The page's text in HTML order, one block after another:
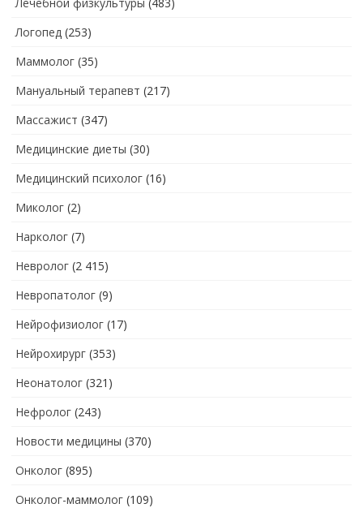
Логопед (253)
Маммолог (35)
Мануальный терапевт (217)
Массажист (347)
Медицинские диеты (30)
Медицинский психолог (16)
Миколог (2)
Нарколог (7)
Невролог (2 415)
Невропатолог (9)
Нейрофизиолог (17)
Нейрохирург (353)
Неонатолог (321)
Нефролог (243)
Новости медицины (370)
Онколог (895)
Онколог-маммолог (109)